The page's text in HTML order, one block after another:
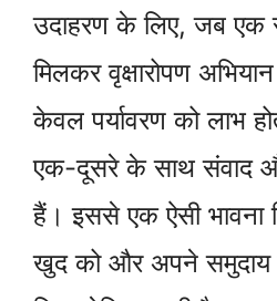
उदाहरण के लिए, जब एक
मिलकर वृक्षारोपण
केवल पर्यावरण को लाभ
एक-दूसरे के साथ संवाद
हैं। इससे एक ऐसी भावना
खुद को और अपने समुदाय